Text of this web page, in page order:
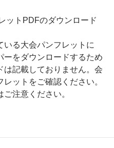
ットPDFのダウンロード
る大会パンフレットに
ーをダウンロードするため
は記載しておりません。会
ットをご確認ください。
注意ください。